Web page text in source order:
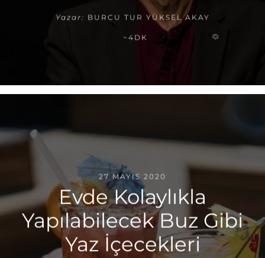
Yazar: BURCU TUR YÜKSEL AKAY
~4DK
27 MAYIS 2020
Evde Kolaylıkla
Yapılabilecek Buz Gibi
Yaz İçecekleri